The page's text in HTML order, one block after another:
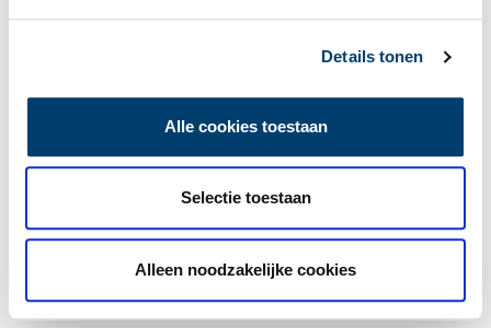
Details tonen
Alle cookies toestaan
Selectie toestaan
Alleen noodzakelijke cookies